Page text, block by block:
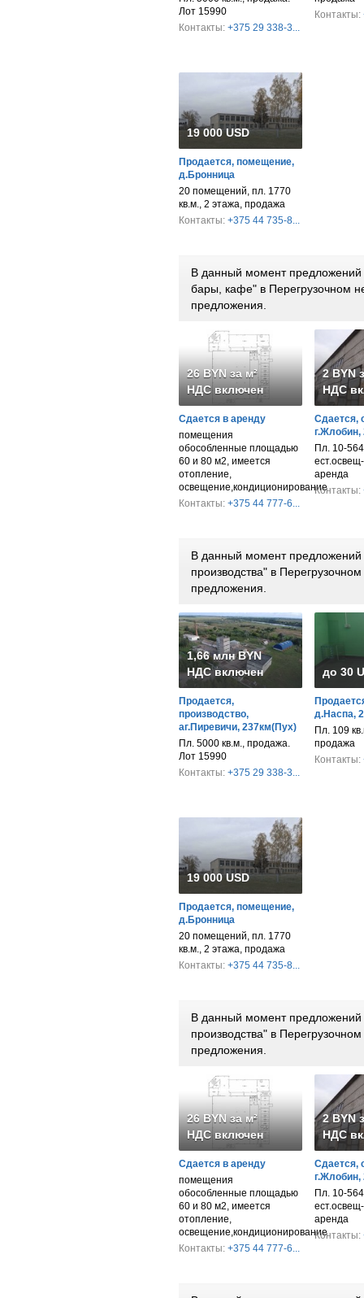
Лот 15990
Контакты: +375 29 338-3...
Контакты:
19 000 USD
Продается, помещение,
д.Бронница
20 помещений, пл. 1770
кв.м., 2 этажа, продажа
Контакты: +375 44 735-8...
В данный момент
бары, кафе" в Перегрузочном
предложения.
26 BYN за м²
НДС включен
Сдается в аренду
помещения
обособленные площадью
60 и 80 м2, имеется
отопление,
освещение,кондиционирование
Контакты: +375 44 777-6...
2 BYN
НДС
Сдается,
г.Жлобин,
Пл. 10-
аренда
Контакты:
В данный момент
производства" в
предложения.
1,66 млн BYN
НДС включен
Продается,
производство,
аг.Пиревичи, 237км(Пух)
Пл. 5000 кв.м., продажа.
Лот 15990
Контакты: +375 29 338-3...
до 30
д.Наспа,
Пл. 109
продажа
Контакты:
19 000 USD
Продается, помещение,
д.Бронница
20 помещений, пл. 1770
кв.м., 2 этажа, продажа
Контакты: +375 44 735-8...
В данный момент
производства" в
предложения.
26 BYN за м²
НДС включен
Сдается в аренду
помещения
обособленные площадью
60 и 80 м2, имеется
отопление,
освещение,кондиционирование
Контакты: +375 44 777-6...
2 BYN
НДС
Сдается,
г.Жлобин,
Пл. 10-
аренда
Контакты: